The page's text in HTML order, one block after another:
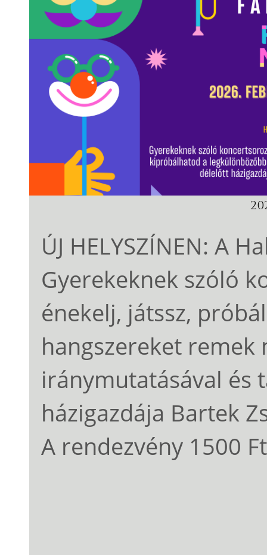
ÚJ HELYSZÍNEN: A
Gyerekeknek szóló
énekelj, játssz,
hangszereket remek
iránymutatásával és
házigazdája Bartek
A rendezvény 1500